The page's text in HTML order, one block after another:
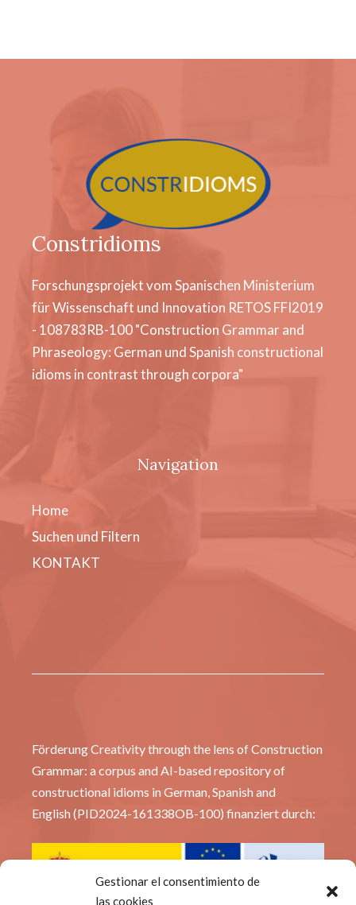
Gestionar el consentimiento de
las cookies
Constridioms
Forschungsprojekt vom Spanischen Ministerium
für Wissenschaft und Innovation RETOS FFI2019
- 108783RB-100 "Construction Grammar and
Phraseology: German und Spanish constructional
idioms in contrast through corpora"
Navigation
Home
Suchen und Filtern
KONTAKT
Förderung Creativity through the lens of Construction
Grammar: a corpus and AI-based repository of
constructional idioms in German, Spanish and
English (PID2024-161338OB-100) finanziert durch: